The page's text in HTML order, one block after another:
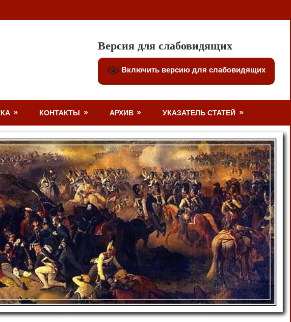
Версия для слабовидящих
Включить версию для слабовидящих
КОНТАКТЫ АРХИВ УКАЗАТЕЛЬ СТАТЕЙ